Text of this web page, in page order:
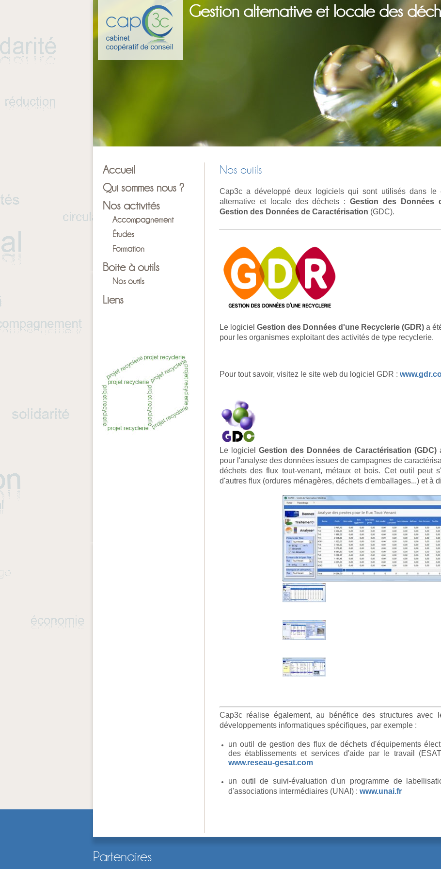
Gestion alternative et locale des
Accueil
Qui sommes nous ?
Nos activités
Accompagnement
Études
Formation
Boite à outils
Nos outils
Liens
Nos outils
Cap3c a développé deux logiciels qui sont utilisés dans le
alternative et locale des déchets : Gestion des Données
Gestion des Données de Caractérisation (GDC).
Le logiciel Gestion des Données d'une Recyclerie (GDR) a
pour les organismes exploitant des activités de type recyclerie.
Pour tout savoir, visitez le site web du logiciel GDR :
Le logiciel Gestion des Données de Caractérisation (GDC)
pour l'analyse des données issues de campagnes de
déchets des flux tout-venant, métaux et bois. Cet outil peut
d'autres flux (ordures ménagères, déchets d'emballages...) et à
Cap3c réalise également, au bénéfice des structures avec
développements informatiques spécifiques, par exemple :
un outil de gestion des flux de déchets d'équipements
des établissements et services d'aide par le travail
www.reseau-gesat.com
un outil de suivi-évaluation d'un programme de
d'associations intermédiaires (UNAI) : www.unai.fr
Partenaires